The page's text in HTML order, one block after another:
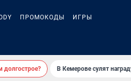
ПРОМОКОДЫ ИГРЫ
долгострое? В Кемерове сулят